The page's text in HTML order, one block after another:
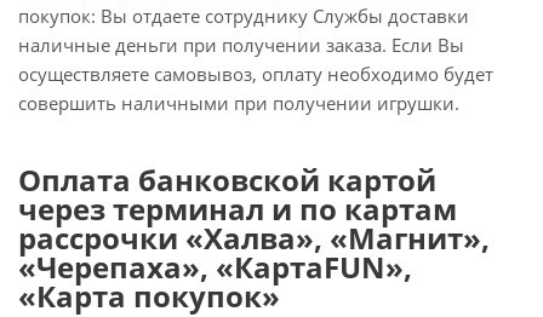
покупок: Вы отдаете сотруднику Службы доставки
наличные деньги при получении заказа. Если Вы
осуществляете самовывоз, оплату необходимо будет
совершить наличными при получении игрушки.
Оплата банковской картой
через терминал и по картам
рассрочки «Халва», «Магнит»,
«Черепаха», «КартаFUN»,
«Карта покупок»